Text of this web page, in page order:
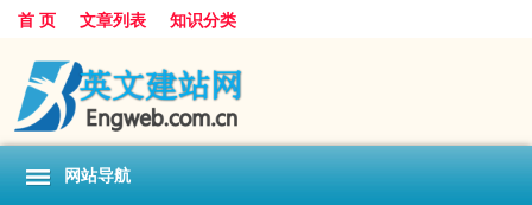
首 页 文章列表 知识分类
网站导航